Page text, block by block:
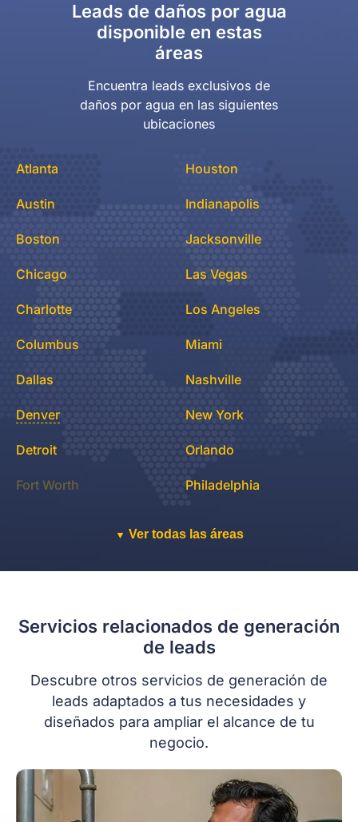
Leads de daños por agua
disponible en estas
áreas
Encuentra leads exclusivos de
daños por agua en las siguientes
ubicaciones
Atlanta
Austin
Boston
Chicago
Charlotte
Columbus
Dallas
Denver
Detroit
Fort Worth
Houston
Indianapolis
Jacksonville
Las Vegas
Los Angeles
Miami
Nashville
New York
Orlando
Philadelphia
▼ Ver todas las áreas
Servicios relacionados de generación
de leads
Descubre otros servicios de generación de
leads adaptados a tus necesidades y
diseñados para ampliar el alcance de tu
negocio.